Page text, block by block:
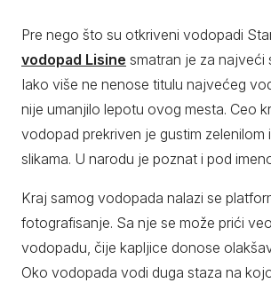
Pre nego što su otkriveni vodopadi
vodopad Lisine smatran je za najveći
Iako više ne nenose titulu najvećeg
nije umanjilo lepotu ovog mesta. Ceo
vodopad prekriven je gustim zelenilom
slikama. U narodu je poznat i pod
Kraj samog vodopada nalazi se
fotografisanje. Sa nje se može prići
vodopadu, čije kapljice donose
Oko vodopada vodi duga staza na